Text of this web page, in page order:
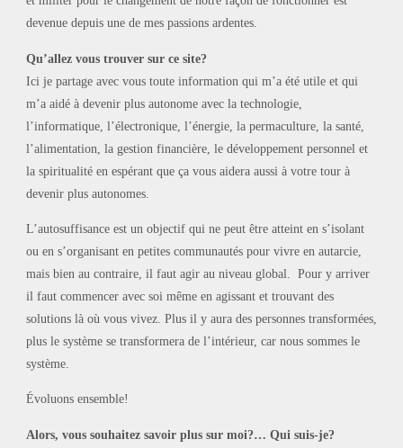
devenue depuis une de mes passions ardentes.
Qu’allez vous trouver sur ce site?
Ici je partage avec vous toute information qui m’a été utile et qui
m’a aidé à devenir plus autonome avec la technologie,
l’informatique, l’électronique, l’énergie, la permaculture, la santé,
l’alimentation, la gestion financière, le développement personnel et
la spiritualité en espérant que ça vous aidera aussi à votre tour à
devenir plus autonomes.
L’autosuffisance est un objectif qui ne peut être atteint en s’isolant
ou en s’organisant en petites communautés pour vivre en autarcie,
mais bien au contraire, il faut agir au niveau global. Pour y arriver
il faut commencer avec soi même en agissant et trouvant des
solutions là où vous vivez. Plus il y aura des personnes transformées,
plus le système se transformera de l’intérieur, car nous sommes le
système.
Évoluons ensemble!
Alors, vous souhaitez savoir plus sur moi?… Qui suis-je?